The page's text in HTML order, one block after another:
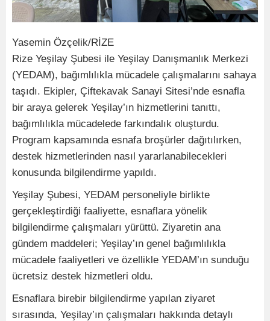
Yasemin Özçelik/RİZE
Rize Yeşilay Şubesi ile Yeşilay Danışmanlık Merkezi
(YEDAM), bağımlılıkla mücadele çalışmalarını sahaya
taşıdı. Ekipler, Çiftekavak Sanayi Sitesi’nde esnafla
bir araya gelerek Yeşilay’ın hizmetlerini tanıttı,
bağımlılıkla mücadelede farkındalık oluşturdu.
Program kapsamında esnafa broşürler dağıtılırken,
destek hizmetlerinden nasıl yararlanabilecekleri
konusunda bilgilendirme yapıldı.
Yeşilay Şubesi, YEDAM personeliyle birlikte
gerçekleştirdiği faaliyette, esnaflara yönelik
bilgilendirme çalışmaları yürüttü. Ziyaretin ana
gündem maddeleri; Yeşilay’ın genel bağımlılıkla
mücadele faaliyetleri ve özellikle YEDAM’ın sunduğu
ücretsiz destek hizmetleri oldu.
Esnaflara birebir bilgilendirme yapılan ziyaret
sırasında, Yeşilay’ın çalışmaları hakkında detaylı